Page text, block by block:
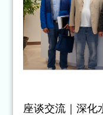
座谈交流｜深化